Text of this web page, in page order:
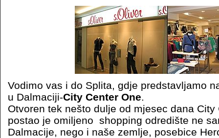
Vodimo vas i do Splita, gdje predstavljamo
u Dalmaciji-City Center One.
Otvoren tek nešto dulje od mjesec dana City
postao je omiljeno shopping odredište ne
Dalmacije, nego i naše zemlje, posebice